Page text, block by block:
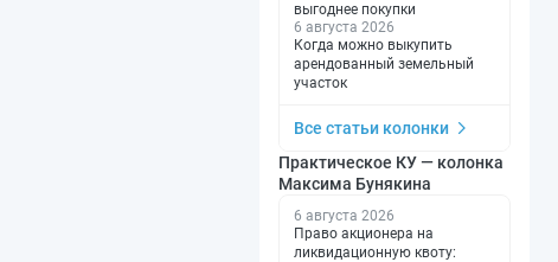
выгоднее покупки
6 августа 2026
Когда можно выкупить
арендованный земельный
участок
Все статьи колонки
Практическое КУ — колонка
Максима Бунякина
6 августа 2026
Право акционера на
ликвидационную квоту: